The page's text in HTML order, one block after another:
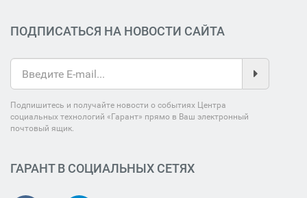
ПОДПИСАТЬСЯ НА НОВОСТИ САЙТА
Подпишитесь и получайте новости о событиях Центра
социальных технологий «Гарант» прямо в Ваш электронный
почтовый ящик.
ГАРАНТ В СОЦИАЛЬНЫХ СЕТЯХ